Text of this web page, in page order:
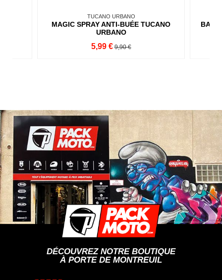
TUCANO URBANO
MAGIC SPRAY ANTI-BUÉE TUCANO
URBANO
5,99 € 9,90 €
DÉCOUVREZ NOTRE BOUTIQUE
À PORTE DE MONTREUIL